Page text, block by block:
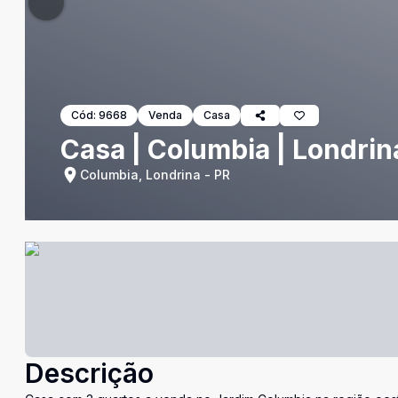
Cód: 9668 Venda Casa
Casa | Columbia |
Columbia, Londrina - PR
Descrição